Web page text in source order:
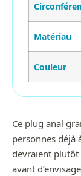
Matériau
Couleur
Ce plug anal
personnes déjà
devraient
avant